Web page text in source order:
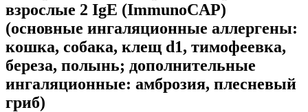
взрослые 2 IgE (ImmunoCAP)
(основные ингаляционные аллергены:
кошка, собака, клещ d1, тимофеевка,
береза, полынь; дополнительные
ингаляционные: амброзия, плесневый
гриб)